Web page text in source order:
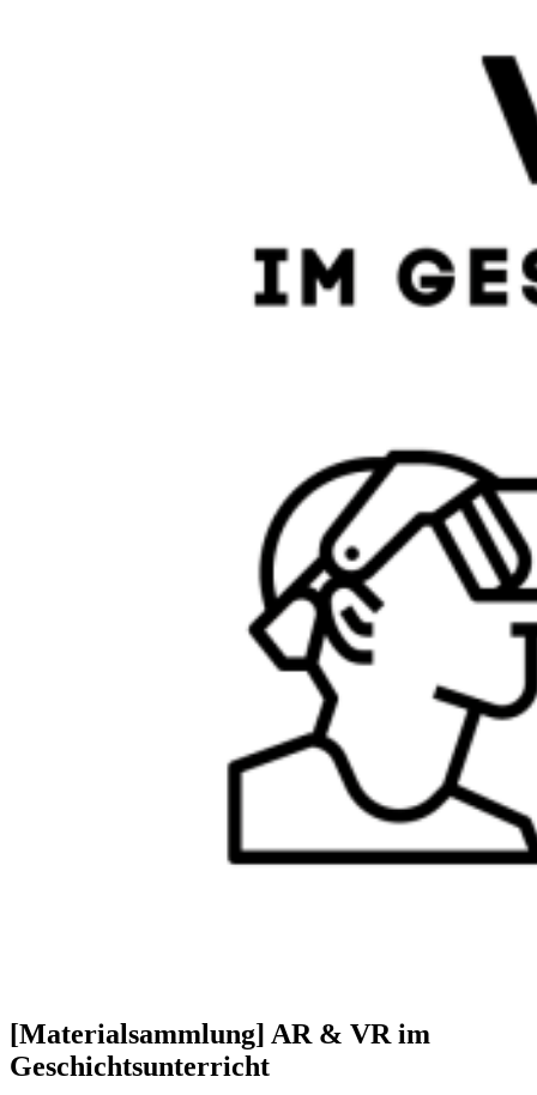
[Materialsammlung] AR & VR im
Geschichtsunterricht